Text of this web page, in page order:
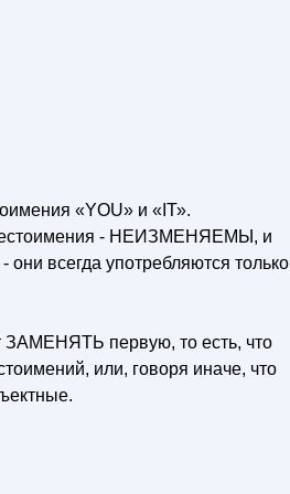
«YOU» и «IТ».
местоимения - НЕИЗМЕНЯЕМЫ, и
всегда употребляются только
ЗАМЕНЯТЬ первую, то есть, что
или, говоря иначе, что